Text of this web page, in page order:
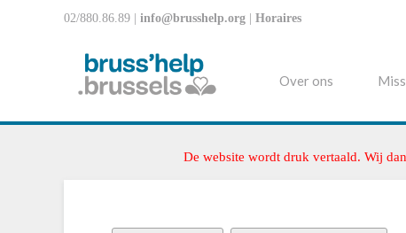
02/880.86.89 | info@brusshelp.org Horaires
Over ons
De website wordt druk vertaald. Wij